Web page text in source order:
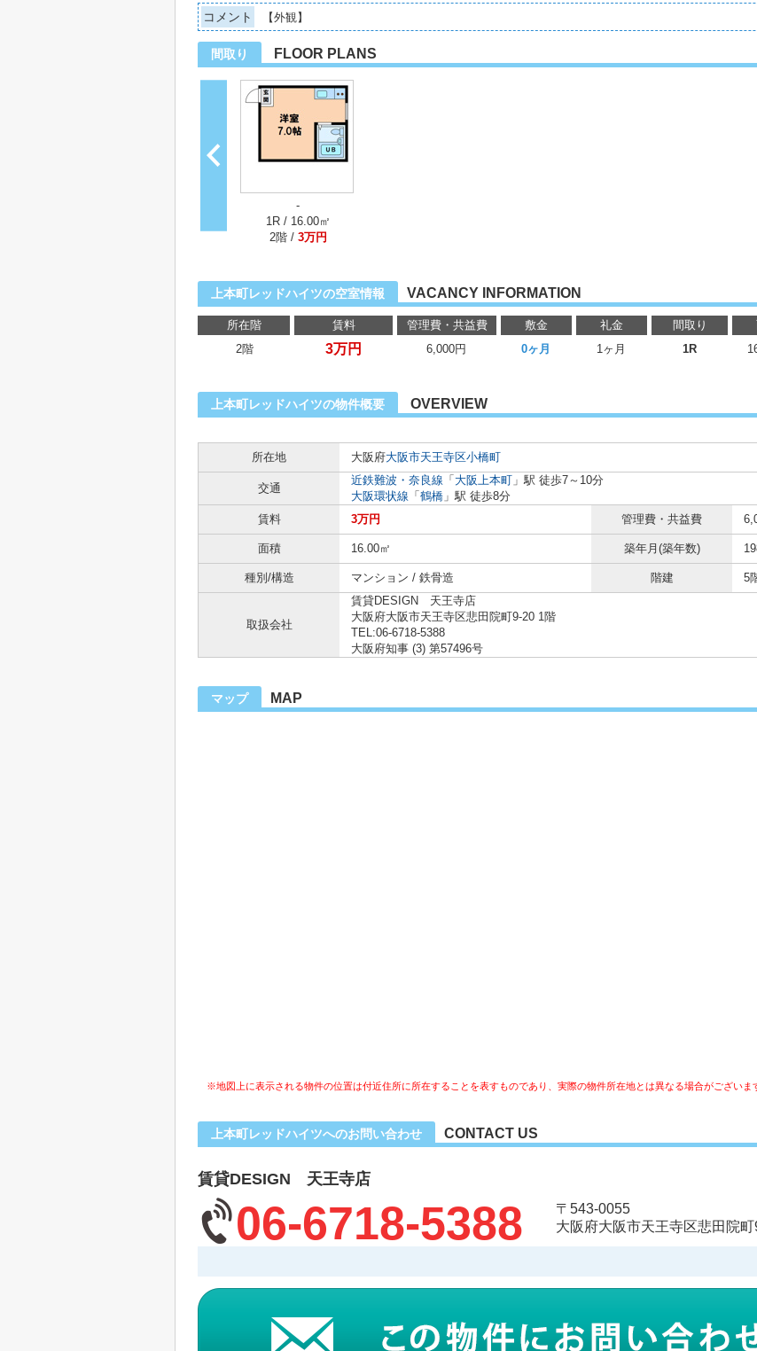
コメント 【外観】
間取り FLOOR PLANS
-
1R / 16.00㎡
2階 / 3万円
上本町レッドハイツの空室情報 VACANCY INFORMATION
所在階 賃料 管理費・共益費 敷金 礼金 間取り
2階
3万円 6,000円 0ヶ月 1ヶ月 1R
上本町レッドハイツの物件概要 OVERVIEW
所在地
大阪府大阪市天王寺区小橋町
交通
近鉄難波・奈良線 「 大阪上本町 」駅 徒歩7～10分
大阪環状線 「 鶴橋 」駅 徒歩8分
賃料
3万円 管理費・共益費
面積 16.00㎡ 築年月(築年数)
種別/構造 マンション / 鉄骨造 階建 5
取扱会社
賃貸DESIGN 天王寺店
大阪府大阪市天王寺区悲田院町9-20 1階
TEL:06-6718-5388
大阪府知事 (3) 第57496号
マップ MAP
※地図上に表示される物件の位置は付近住所に所在することを表すものであり、実際の物件所在地とは異なる場合がございま
上本町レッドハイツへのお問い合わせ CONTACT US
賃貸DESIGN 天王寺店
06-6718-5388
〒543-0055
大阪府大阪市天王寺区悲田院